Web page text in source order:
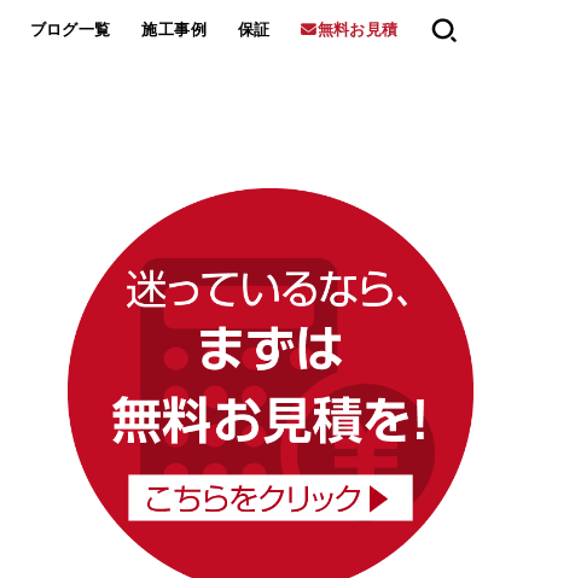
ブログ一覧 施工事例 保証 無料お見積